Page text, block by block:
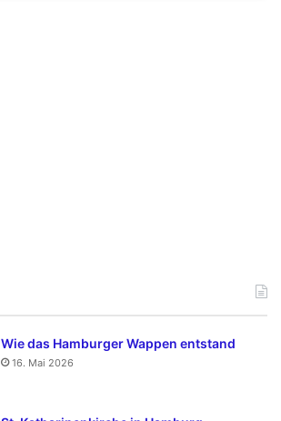
Wie das Hamburger Wappen entstand
16. Mai 2026